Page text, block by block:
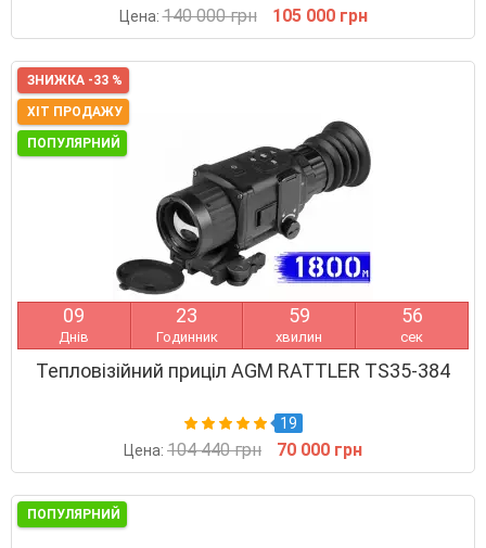
Цена:140 000 грн 105 000 грн
ЗНИЖКА -33 %
ХІТ ПРОДАЖУ
ПОПУЛЯРНИЙ
09
Днів
23
Годинник
59
хвилин
55
сек
Тепловізійний приціл AGM RATTLER TS35-384
19
Цена: 104 440 грн 70 000 грн
ПОПУЛЯРНИЙ